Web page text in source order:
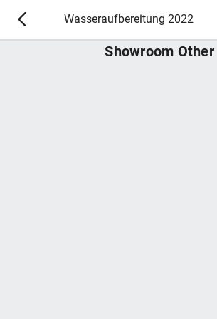
Wasseraufbereitung 2022
Showroom Other